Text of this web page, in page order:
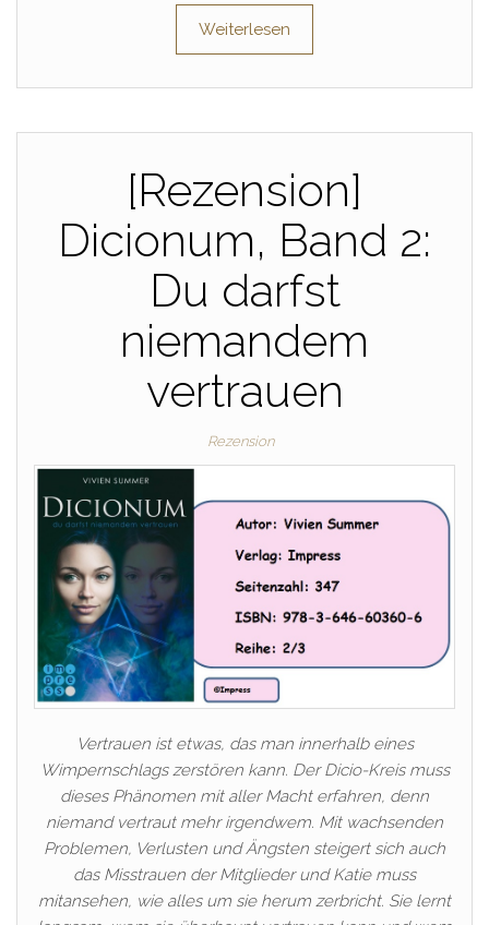
Weiterlesen
[Rezension]
Dicionum, Band 2:
Du darfst
niemandem
vertrauen
Rezension
Vertrauen ist etwas, das man innerhalb eines
Wimpernschlags zerstören kann. Der Dicio-Kreis muss
dieses Phänomen mit aller Macht erfahren, denn
niemand vertraut mehr irgendwem. Mit wachsenden
Problemen, Verlusten und Ängsten steigert sich auch
das Misstrauen der Mitglieder und Katie muss
mitansehen, wie alles um sie herum zerbricht. Sie lernt